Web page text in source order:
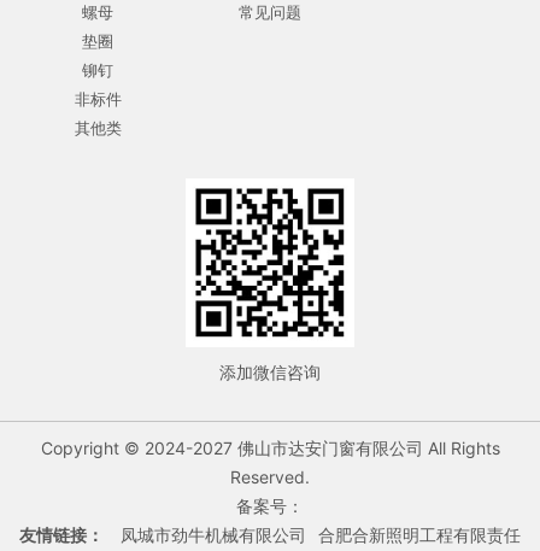
螺母
垫圈
铆钉
非标件
其他类
常见问题
添加微信咨询
Copyright © 2024-2027 佛山市达安门窗有限公司 All Rights
Reserved.
备案号：
友情链接：
凤城市劲牛机械有限公司
合肥合新照明工程有限责任